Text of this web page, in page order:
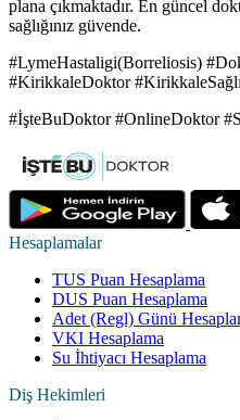
plana çıkmaktadır. En güncel
sağlığınız güvende.
#LymeHastaligi(Borreliosis)
#KirikkaleDoktor
#İşteBuDoktor #OnlineDoktor
Hesaplamalar
TUS Puan Hesaplama
DUS Puan Hesaplama
Adet (Regl) Günü
VKI Hesaplama
Su İhtiyacı Hesaplama
Diş Hekimleri